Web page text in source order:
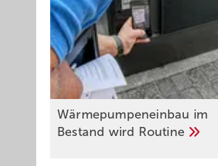
Wärmepumpeneinbau im
Bestand wird Routine